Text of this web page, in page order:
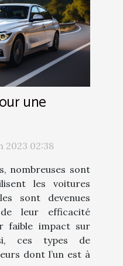
une
2023 02:38
nombreuses sont
les voitures
sont devenues
leur efficacité
faible impact sur
ces types de
dont l’un est à